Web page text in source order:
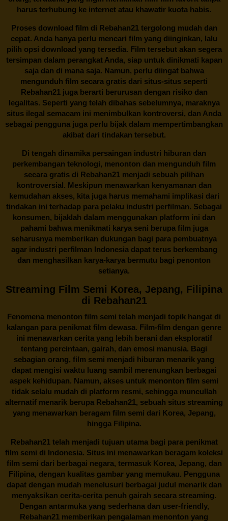
harus terhubung ke internet atau khawatir kuota habis.
Proses download film di Rebahan21tergolong mudah dan
cepat. Anda hanya perlu mencari film yang diinginkan, lalu
pilih opsi download yang tersedia. Film tersebut akan segera
tersimpan dalam perangkat Anda, siap untuk dinikmati kapan
saja dan di mana saja. Namun, perlu diingat bahwa
mengunduh film secara gratis dari situs-situs seperti
Rebahan21 juga berarti berurusan dengan risiko dan
legalitas. Seperti yang telah dibahas sebelumnya, maraknya
situs ilegal semacam ini menimbulkan kontroversi, dan Anda
sebagai pengguna juga perlu bijak dalam mempertimbangkan
akibat dari tindakan tersebut.
Di tengah dinamika persaingan industri hiburan dan
perkembangan teknologi, menonton dan mengunduh film
secara gratis di Rebahan21 menjadi sebuah pilihan
kontroversial. Meskipun menawarkan kenyamanan dan
kemudahan akses, kita juga harus memahami implikasi dari
tindakan ini terhadap para pelaku industri perfilman. Sebagai
konsumen, bijaklah dalam menggunakan platform ini dan
pahami bahwa menikmati karya seni berupa film juga
seharusnya memberikan dukungan bagi para pembuatnya
agar industri perfilman Indonesia dapat terus berkembang
dan menghasilkan karya-karya bermutu bagi penonton
setianya.
Streaming Film Semi Korea, Jepang, Filipina
di Rebahan21
Fenomena menonton film semi telah menjadi topik hangat di
kalangan para penikmat film dewasa. Film-film dengan genre
ini menawarkan cerita yang lebih berani dan eksploratif
tentang percintaan, gairah, dan emosi manusia. Bagi
sebagian orang, film semi menjadi hiburan menarik yang
dapat mengisi waktu luang sambil merenungkan berbagai
aspek kehidupan. Namun, akses untuk menonton film semi
tidak selalu mudah di platform resmi, sehingga muncullah
alternatif menarik berupa Rebahan21, sebuah situs streaming
yang menawarkan beragam film semi dari Korea, Jepang,
hingga Filipina.
Rebahan21telah menjadi tujuan utama bagi para penikmat
film semi di Indonesia. Situs ini menawarkan beragam koleksi
film semi dari berbagai negara, termasuk Korea, Jepang, dan
Filipina, dengan kualitas gambar yang memukau. Pengguna
dapat dengan mudah menelusuri berbagai judul menarik dan
menyaksikan cerita-cerita penuh gairah secara streaming.
Dengan antarmuka yang sederhana dan user-friendly,
Rebahan21 memberikan pengalaman menonton yang